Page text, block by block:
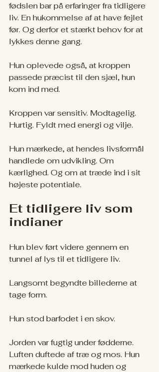
fødslen bar på erfaringer fra tidligere
liv. En hukommelse af at have fejlet
før. Og derfor et stærkt behov for at
lykkes denne gang.
Hun oplevede også, at kroppen
passede præcist til den sjæl, hun
kom ind med.
Kroppen var sensitiv. Modtagelig.
Hurtig. Fyldt med energi og vilje.
Hun mærkede, at hendes livsformål
handlede om udvikling. Om
kærlighed. Og om at træde ind i sit
højeste potentiale.
Et tidligere liv som
indianer
Hun blev ført videre gennem en
tunnel af lys til et tidligere liv.
Langsomt begyndte billederne at
tage form.
Hun stod barfodet i en skov.
Jorden var fugtig under fødderne.
Luften duftede af træ og mos. Hun
mærkede kulde mod huden og